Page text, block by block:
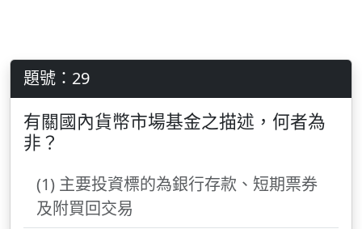
題號：29
有關國內貨幣市場基金之描述，何者為
非？
(1) 主要投資標的為銀行存款、短期票券
及附買回交易